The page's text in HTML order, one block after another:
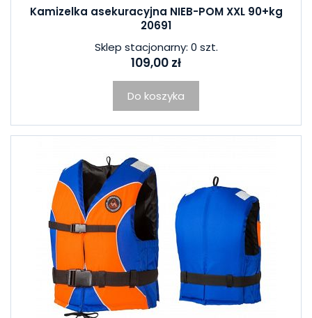
Kamizelka asekuracyjna NIEB-POM XXL 90+kg
20691
Sklep stacjonarny: 0 szt.
109,00 zł
Do koszyka